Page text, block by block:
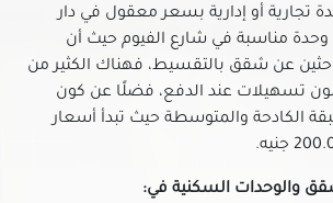
في شارع الطيران بمدينة نصر
في شارع خضر التوني بمدينة نصر
للبيع في شارع رمسيس
في شارع عباس العقاد بمدينة نصر
شارع مصطفى النحاس بمدينة نصر
تجارية أو إدارية بسعر معقول في دار
وحدة مناسبة في شارع الفيوم حيث أن
عن شقق بالتقسيط، فهناك الكثير من
تسهيلات عند الدفع، فضلًا عن كون
الكادحة والمتوسطة حيث تبدأ أسعار
والوحدات السكنية في: